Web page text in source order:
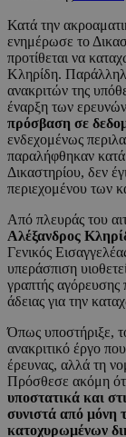
Κατά την
ενημέρωσε το
προτίθεται να
Κληρίδη.
ανακριτών της
έναρξη των ερευνών
πρόσβαση σε
ενδεχομένως
παραλήφθηκαν
Δικαστηρίου, δεν
περιεχομένου των
Από πλευράς του
Αλέξανδρος
Γενικός
υπεράσπιση
γραπτής αγόρευσης
άδειας για την
Όπως υποστήριξε,
ανακριτικό έργο
έρευνας, αλλά τη
Πρόσθεσε ακόμη
υποστατικά και
συνιστά από μόνη
κατοχυρωμένων